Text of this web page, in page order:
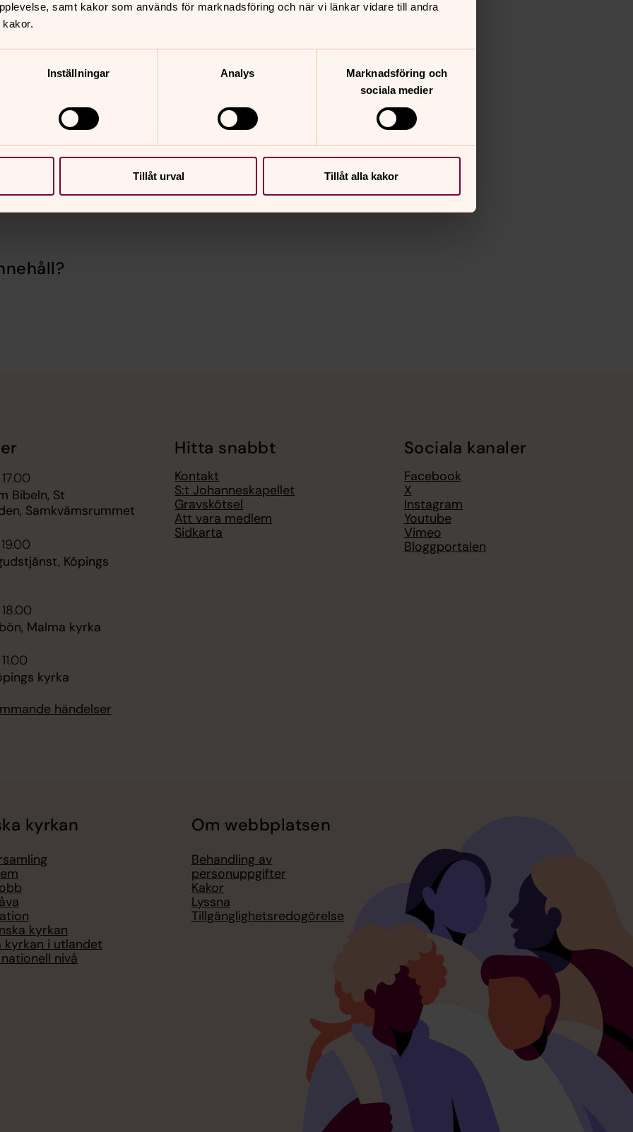
samt kakor som används för marknadsföring och när vi länkar vidare till andra
Inställningar Analys
Marknadsföring och
sociala medier
Tillåt urval Tillåt alla kakor
Jens Gripenberth.
referenser.
Bibeln, St
Samkvämsrummet
Köpings
Malma kyrka
kyrka
händelser
Hitta snabbt
Kontakt
S:t Johanneskapellet
Gravskötsel
Att vara medlem
Sidkarta
Sociala kanaler
Facebook
X
Instagram
Youtube
Vimeo
Bloggportalen
kyrkan
kyrkan
kyrkan i utlandet
nivå
Om webbplatsen
Behandling av
personuppgifter
Kakor
Lyssna
Tillgänglighetsredogörelse